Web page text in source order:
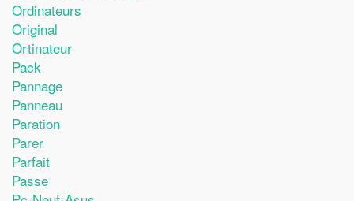
Ordinateurs
Original
Ortinateur
Pack
Pannage
Panneau
Paration
Parer
Parfait
Passe